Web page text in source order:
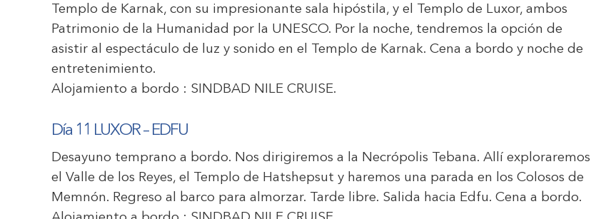
Templo de Karnak, con su impresionante sala hipóstila, y el Templo de Luxor, ambos
Patrimonio de la Humanidad por la UNESCO. Por la noche, tendremos la opción de
asistir al espectáculo de luz y sonido en el Templo de Karnak. Cena a bordo y noche de
entretenimiento.
Alojamiento a bordo : SINDBAD NILE CRUISE.
Día 11 LUXOR – EDFU
Desayuno temprano a bordo. Nos dirigiremos a la Necrópolis Tebana. Allí exploraremos
el Valle de los Reyes, el Templo de Hatshepsut y haremos una parada en los Colosos de
Memnón. Regreso al barco para almorzar. Tarde libre. Salida hacia Edfu. Cena a bordo.